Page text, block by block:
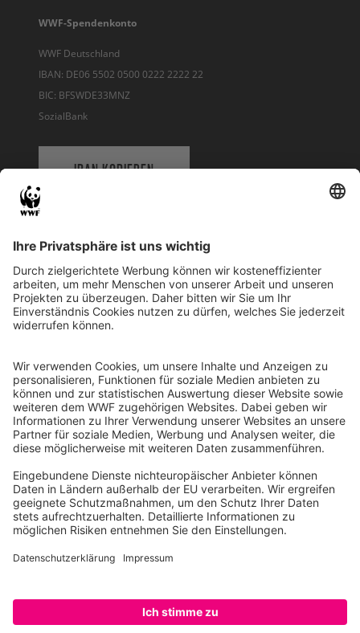
WWF-Spendenkonto
WWF Deutschland
IBAN: DE06 5502 0500 0222 2222 22
BIC: BFSWDE33MNZ
SozialBank
IBAN KOPIEREN
WWF Deutschland
Reinhardtstr. 18
10117 Berlin
Ihre Spende kann steuerlich geltend gemacht werden
Registriert als Stiftung WWF Deutschland, Senatsverwaltung für
Justiz Berlin, Az: 3416/976/2
Umsatzsteuer-Identifikationsnummer: DE 114236103
Freistellungsbescheid: Als gemeinnützige Körperschaft befreit
von der Körperschaftssteuer gem. §5 I 9 KStg. unter der
Steuernummer 27/641/09321